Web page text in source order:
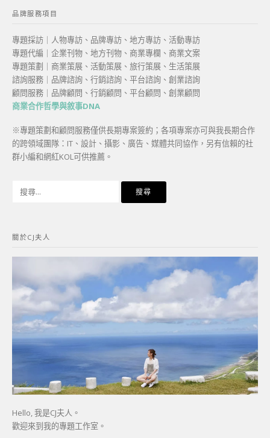
品牌服務項目
專題採訪｜人物專訪、品牌專訪、地方專訪、活動專訪
專題代編｜企業刊物、地方刊物、商業專欄、商業文案
專題策劃｜商業策展、活動策展、旅行策展、生活策展
諮詢服務｜品牌諮詢、行銷諮詢、平台諮詢、創業諮詢
顧問服務｜品牌顧問、行銷顧問、平台顧問、創業顧問
商業合作哲學與敘事DNA
※專題策劃和顧問服務僅供長期專案簽約；各項專案亦可與我長期合作
的跨領域團隊：IT、設計、攝影、廣告、媒體共同協作，另有信賴的社
群小編和網紅KOL可供推薦。
字:
關於CJ夫人
Hello, 我是CJ夫人。
歡迎來到我的專題工作室。